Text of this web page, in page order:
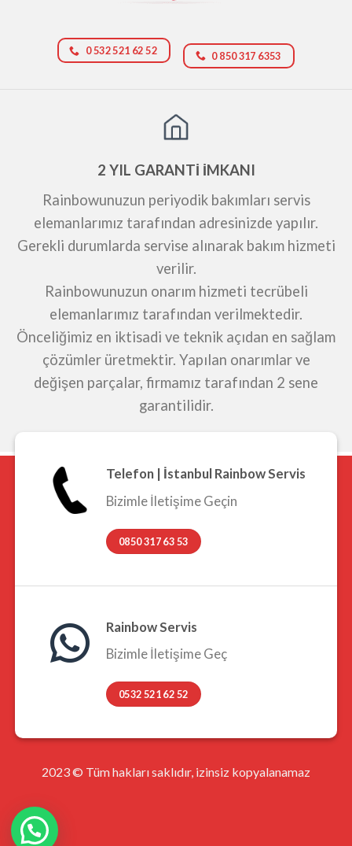
0 532 521 62 52 0 850 317 6353
2 YIL GARANTİ İMKANI
Rainbowunuzun periyodik bakımları servis
elemanlarımız tarafından adresinizde yapılır.
Gerekli durumlarda servise alınarak bakım hizmeti
verilir.
Rainbowunuzun onarım hizmeti tecrübeli
elemanlarımız tarafından verilmektedir.
Önceliğimiz en iktisadi ve teknik açıdan en sağlam
çözümler üretmektir. Yapılan onarımlar ve
değişen parçalar, firmamız tarafından 2 sene
garantilidir.
Telefon | İstanbul Rainbow Servis
Bizimle İletişime Geçin
0850 317 63 53
Rainbow Servis
Bizimle İletişime Geç
0532 521 62 52
2023 © Tüm hakları saklıdır, izinsiz kopyalanamaz